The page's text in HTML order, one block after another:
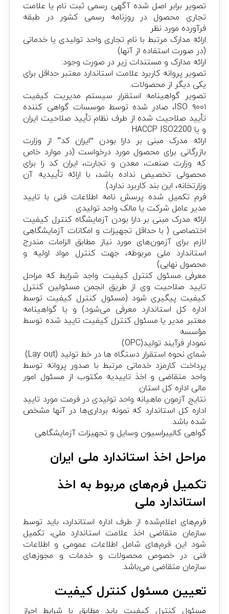
تصویر برابر اصل شده آگهی رسمی ثبت نام یا علامت
تجاری محصول در روزنامه رسمی کشور در طبقه
فرآورده مورد نظر
ارائه مدارک مرتبط با نام تجاری واحد تولیدی یا خدماتی
(در صورت استفاده از آنها)
ارائه مدارک و مستندات زیر در صورت وجود:
تصویر پروانه کاربرد علامت استاندارد معتبر حداقل برای
یکی دیگر از محصولات.
تصویر گواهینامه استقرار سیستم مدیریت کیفیت
۹۰۰۱ ISO، صادر شده توسط موسسات گواهی کننده
تأیید صلاحیت شده از طرف نظام تأیید صلاحیت ایران
و یا HACCP ISO2200 .
ارائه مدرک مبنی بر دارا بودن “ایران کد” از وزارت
بازرگانی برای محصول مورد درخواست (در موارد خاص
که وزارت صنعت، معدن و تجارت، ایران کد را برای
محصولی تخصیص نداده باشد، با ارائه تأییدیه آن
وزارتخانه، این بند کاربرد ندارد).
فرم تکمیل شده پرسش نامه اطلاعات فنی با تایید
مدیر عامل شرکت یا مالک واحد تولیدی
ارائه مدرک مبنی بر دارا بودن آزمایشگاه کنترل کیفیت
اختصاصی ( با حداقل تجهیزات و امکانات آزمایشگاهی
لازم برای آزمون‌های مورد نیاز مطابق الزامات مندرج
استاندارد ملی مربوطه، جهت کنترل مواد اولیه و
محصول نهایی)
معرفی مسئول کنترل کیفیت واجد شرایط که مراحل
تایید صلاحیت وی از طریق انجمن مسئولین کنترل
کیفیت پیگیری شود (مسئول کنترل کیفیت توسط
اداره کل استاندارد معرفی می‌شود) و یا گواهینامه
معتبر مدیر یا مسئول کنترل کیفیت تایید شده توسط
مؤسسه
نمودار فرآیند تولید(OPC)
شمای نحوه استقرار دستگاه ها در خط تولید (Lay out)
پرداخت کارمزد خدماتی مرتبط با صدور پروانه توسط
واحد متقاضی و اخذ تاییدیه مکتوب از مسئول امور
مالی اداره کل استان
نتایج آزمون ماهیانه واحد تولیدی در فرمت مورد تایید
اداره کل استاندارد که نمونه برداری‌ها در آنها مشخص
شده باشد.
گواهی کالیبراسیون وسایل و تجهیزات آزمایشگاهی
مراحل اخذ استاندارد ملی ایران
تکمیل فرم‌های مربوط به اخذ
استاندارد ملی
فرم‌های اعلام‌شده از طرف اداره استاندارد، باید توسط
سازمان متقاضی اخذ علامت استاندارد ملی، تکمیل
شود این فرم‌های شامل اطلاعات عمومی و اطلاعات
فنی در خصوص محصولات و خدمات و مجوزهای
سازمان متقاضی می‌باشد.
تعیین مسئول کنترل کیفیت
مسئول کنترل کیفیت باید مطابق با شرایط احراز